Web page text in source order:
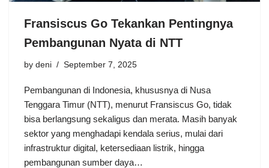
Fransiscus Go Tekankan Pentingnya
Pembangunan Nyata di NTT
by deni September 7, 2025
Pembangunan di Indonesia, khususnya di Nusa
Tenggara Timur (NTT), menurut Fransiscus Go, tidak
bisa berlangsung sekaligus dan merata. Masih banyak
sektor yang menghadapi kendala serius, mulai dari
infrastruktur digital, ketersediaan listrik, hingga
pembangunan sumber daya…